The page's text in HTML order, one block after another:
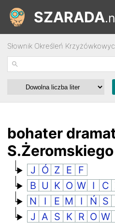
SZARADA
Słownik Określeń
bohater
S.Żeromskiego
J Ó Z E
F
B U K O W I C
N
I E M I Ń S
J A S K R O W